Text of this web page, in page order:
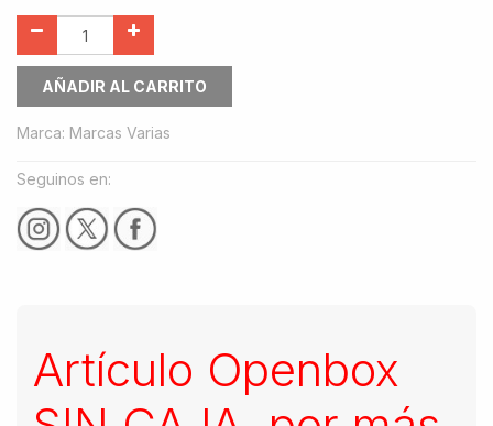
AÑADIR AL CARRITO
Marca: Marcas Varias
Seguinos en:
Artículo Openbox